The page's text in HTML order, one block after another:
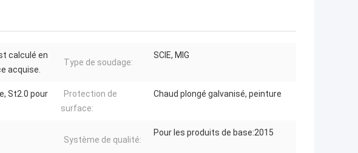
calculé en
acquise.
Type de soudage:
SCIE, MIG
St2.0 pour
Protection de
surface:
Chaud plongé galvanisé, peinture
Système de qualité:
Pour les produits de base:2015